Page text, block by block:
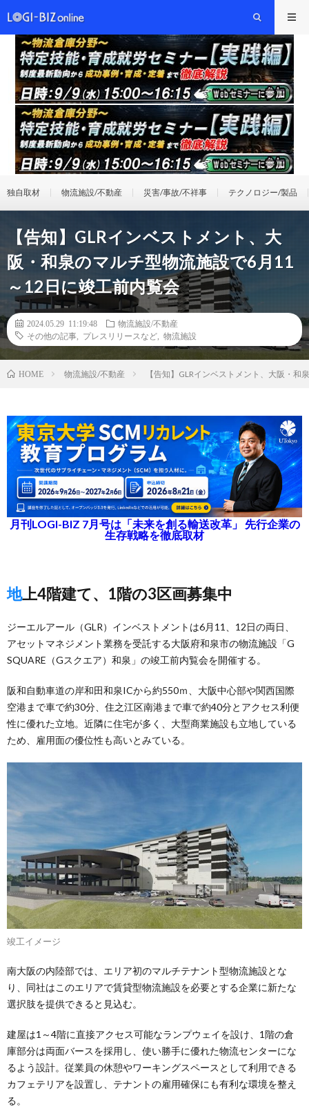
独自取材 物流施設/不動産 災害/事故/不祥事 テクノロジー/製品
【告知】GLRインベストメント、大
阪・和泉のマルチ型物流施設で6月11
～12日に竣工前内覧会
2024.05.29 11:19:48
物流施設/不動産
その他の記事
プレスリリースなど 物流施設
HOME 物流施設/不動産 【告知】GLRインベストメント、大阪・
月刊LOGI-BIZ 7月号は「未来を創る輸送改革」 先行企業の
生存戦略を徹底取材
地上4階建て、1階の3区画募集中
ジーエルアール（GLR）インベストメントは6月11、12日の両日、
アセットマネジメント業務を受託する大阪府和泉市の物流施設「G
SQUARE（Gスクエア）和泉」の竣工前内覧会を開催する。
阪和自動車道の岸和田和泉ICから約550ｍ、大阪中心部や関西国際
空港まで車で約30分、住之江区南港まで車で約40分とアクセス利便
性に優れた立地。近隣に住宅が多く、大型商業施設も立地している
ため、雇用面の優位性も高いとみている。
竣工イメージ
南大阪の内陸部では、エリア初のマルチテナント型物流施設とな
り、同社はこのエリアで賃貸型物流施設を必要とする企業に新たな
選択肢を提供できると見込む。
建屋は1～4階に直接アクセス可能なランプウェイを設け、1階の倉
庫部分は両面バースを採用し、使い勝手に優れた物流センターにな
るよう設計。従業員の休憩やワーキングスペースとして利用できる
カフェテリアを設置し、テナントの雇用確保にも有利な環境を整え
る。